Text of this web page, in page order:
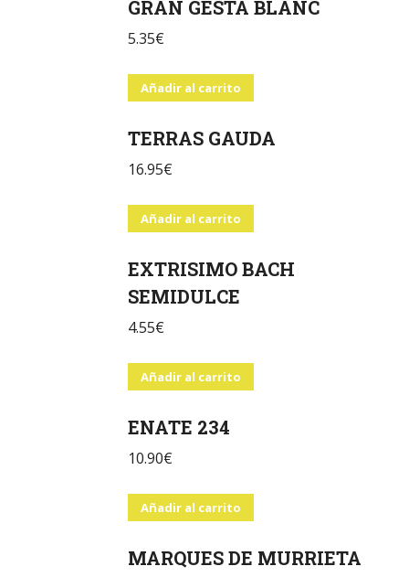
GRAN GESTA BLANC
5.35€
Añadir al carrito
TERRAS GAUDA
16.95€
Añadir al carrito
EXTRISIMO BACH
SEMIDULCE
4.55€
Añadir al carrito
ENATE 234
10.90€
Añadir al carrito
MARQUES DE MURRIETA